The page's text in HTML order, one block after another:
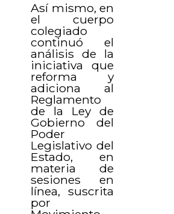
Así mismo, en
el cuerpo
colegiado
continuó el
análisis de la
iniciativa que
reforma y
adiciona al
Reglamento
de la Ley de
Gobierno del
Poder
Legislativo del
Estado, en
materia de
sesiones en
línea, suscrita
por